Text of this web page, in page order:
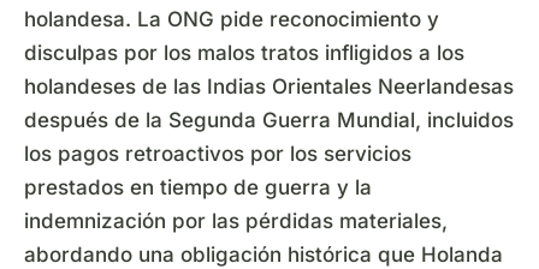
holandesa. La ONG pide reconocimiento y
disculpas por los malos tratos infligidos a los
holandeses de las Indias Orientales Neerlandesas
después de la Segunda Guerra Mundial, incluidos
los pagos retroactivos por los servicios
prestados en tiempo de guerra y la
indemnización por las pérdidas materiales,
abordando una obligación histórica que Holanda